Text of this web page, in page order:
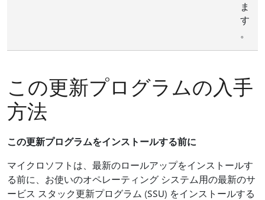
ま
す
。
この更新プログラムの入手
方法
この更新プログラムをインストールする前に
マイクロソフトは、最新のロールアップをインストールす
る前に、お使いのオペレーティング システム用の最新のサ
ービス スタック更新プログラム (SSU) をインストールする